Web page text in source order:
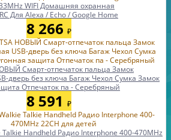
WIFI Домашняя охранная
Для Alexa / Echo / Google Home
8 266 ₽
Смарт-отпечаток пальца Замок
дверь без ключа Багаж Чехол Сумка Замок
Отпечаток па - Серебряный
8 591 ₽
Handheld Радио Interphone 400-470MHz